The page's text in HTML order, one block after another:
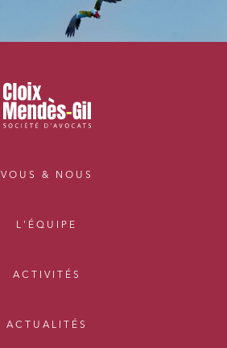
VOUS & NOUS
L'ÉQUIPE
ACTIVITÉS
ACTUALITÉS